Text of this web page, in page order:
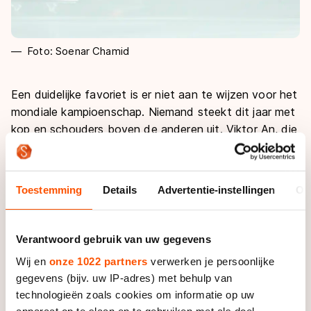
Toestemming Details Advertentie-instellingen
Verantwoord gebruik van uw gegevens
Wij en onze 1022 partners verwerken je persoonlijke
gegevens (bijv. uw IP-adres) met behulp van
technologieën zoals cookies om informatie op uw
Foto: Soenar Chamid
Een duidelijke favoriet is er niet aan te wijzen voor het
mondiale kampioenschap. Niemand steekt dit jaar met
kop en schouders boven de anderen uit. Viktor An, die
2014 domineerde, kwakkelde door het seizoen. Of
zoals bondscoach Jeroen Otter het stelde: “Er waren
prestatieniveau is in het na-olympisch jaar geen
De 25-jarige Knegt ziet, naast zichzelf, meerdere
kanshebbers voor de titel. Twee Russen: Semen
Elistratov en An, de zesvoudig wereld- en olympisch
kampioen met wie hij in Dordrecht de tweestrijd om de